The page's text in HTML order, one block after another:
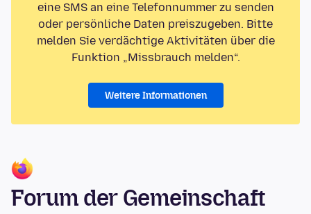
eine SMS an eine Telefonnummer zu senden
oder persönliche Daten preiszugeben. Bitte
melden Sie verdächtige Aktivitäten über die
Funktion „Missbrauch melden“.
Weitere Informationen
Forum der Gemeinschaft